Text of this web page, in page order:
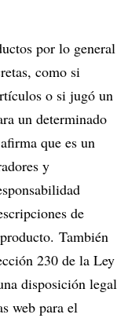
por lo general
como si
o si jugó un
un determinado
que es un
y
de
También
230 de la Ley
disposición legal
web para el